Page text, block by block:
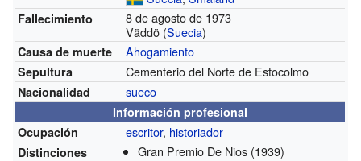
Fallecimiento
8 de agosto de 1973
Väddö (Suecia)
Causa de muerte Ahogamiento
Sepultura Cementerio del Norte de Estocolmo
Nacionalidad sueco
Información profesional
Ocupación
escritor, historiador
Distinciones Gran Premio De Nios (1939)